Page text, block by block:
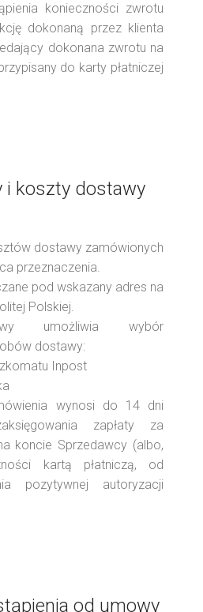
konieczności zwrotu
dokonaną przez klienta
dokonana zwrotu na
do karty płatniczej
i koszty dostawy
dostawy zamówionych
przeznaczenia.
pod wskazany adres na
Polskiej.
umożliwia wybór
dostawy:
Inpost
wynosi do 14 dni
zapłaty za
koncie Sprzedawcy (albo,
kartą płatniczą, od
pozytywnej autoryzacji
od umowy